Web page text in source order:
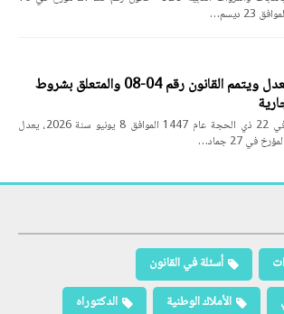
قانون رقم 26-12 يعدل ويتمم القانون رقم 04-08 والمتعلق بشروط
قانون رقم 26-12 مؤرخ في 22 ذي الحجة عام 1447 الموافق 8 يونيو سنة 2026، يعدل
أسئلة في القانون
الأملاك الوطنية
الدكتوراه